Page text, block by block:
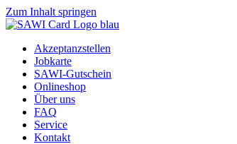
Zum Inhalt springen
Akzeptanzstellen
Jobkarte
SAWI-Gutschein
Onlineshop
Über uns
FAQ
Service
Kontakt